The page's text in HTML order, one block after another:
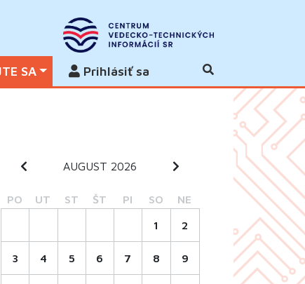
SA Prihlásiť sa
AUGUST 2026
PO UT ST ŠT PI SO NE
1 2
3 4 5 6 7 8 9